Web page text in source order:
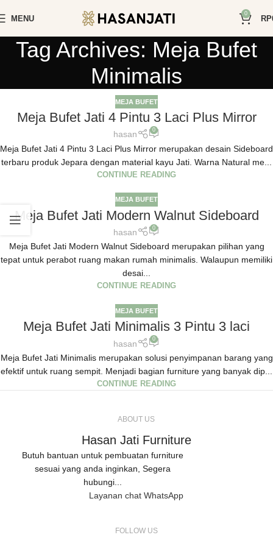
MENU
0
RP
Tag Archives: Meja Bufet
Minimalis
MEJA BUFET
Meja Bufet Jati 4 Pintu 3 Laci Plus Mirror
hasan 0
Meja Bufet Jati 4 Pintu 3 Laci Plus Mirror merupakan desain Sideboard
terbaru produk Jepara dengan material kayu Jati. Warna Natural me...
CONTINUE READING
MEJA BUFET
Meja Bufet Jati Modern Walnut Sideboard
hasan 0
Meja Bufet Jati Modern Walnut Sideboard merupakan pilihan yang
tepat untuk perabot ruang makan rumah minimalis. Walaupun memiliki
desai...
CONTINUE READING
MEJA BUFET
Meja Bufet Jati Minimalis 3 Pintu 3 laci
hasan 0
Meja Bufet Jati Minimalis merupakan solusi penyimpanan barang yang
efektif untuk ruang sempit. Menjadi bagian furniture yang banyak dip...
CONTINUE READING
ABOUT US
Hasan Jati Furniture
Butuh bantuan untuk pembuatan furniture
sesuai yang anda inginkan, Segera
hubungi...
Layanan chat WhatsApp
FOLLOW US